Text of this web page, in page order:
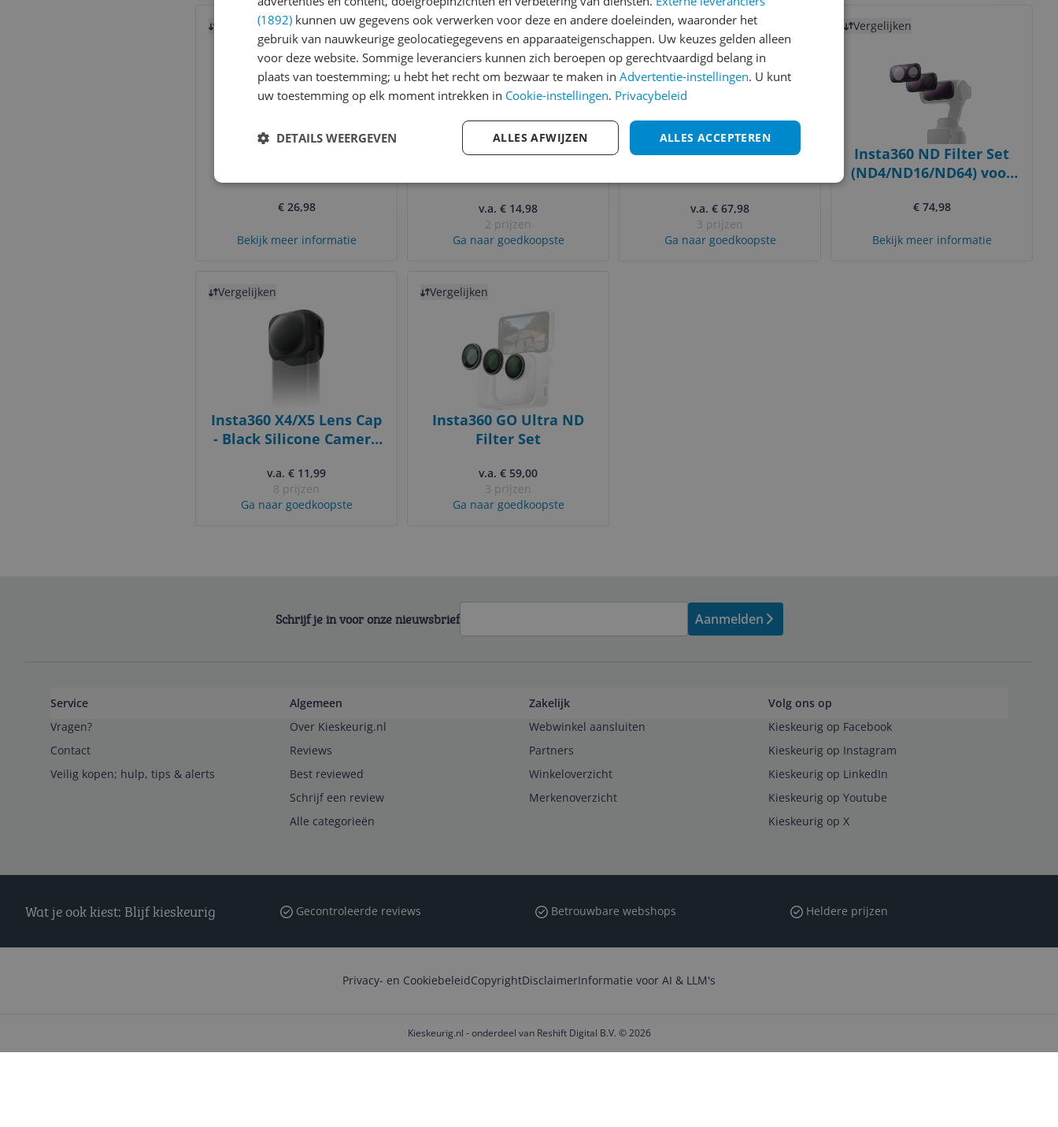
Vergelijken
€ 26,98
Bekijk meer informatie
Bekijk product
Vergelijken
Insta360 GO 3 Draagzak
v.a. € 14,98
2 prijzen
Ga naar goedkoopste
Bekijk product
Vergelijken
Insta360 X4 Air ND Filter
v.a. € 67,98
3 prijzen
Ga naar goedkoopste
Bekijk product
Vergelijken
Insta360 ND Filter Set
(ND4/ND16/ND64) voor
€ 74,98
Bekijk meer informatie
Vergelijken
Insta360 X4/X5 Lens Cap
- Black Silicone Camera
v.a. € 11,99
8 prijzen
Ga naar goedkoopste
Vergelijken
Insta360 GO Ultra ND
Filter Set
v.a. € 59,00
3 prijzen
Ga naar goedkoopste
Schrijf je in voor onze nieuwsbrief Aanmelden
Service
Vragen?
Contact
Veilig kopen; hulp, tips & alerts
Algemeen
Over Kieskeurig.nl
Reviews
Best reviewed
Schrijf een review
Alle categorieën
Zakelijk
Webwinkel aansluiten
Partners
Winkeloverzicht
Merkenoverzicht
Volg ons op
Kieskeurig op Facebook
Kieskeurig op Instagram
Kieskeurig op LinkedIn
Kieskeurig op Youtube
Kieskeurig op X
Wat je ook kiest: Blijf kieskeurig Gecontroleerde reviews Betrouwbare webshops Heldere prijzen
Privacy- en CookiebeleidCopyrightDisclaimerInformatie voor AI & LLM's
Kieskeurig.nl - onderdeel van Reshift Digital B.V. © 2026
(1892) kunnen uw gegevens ook verwerken voor deze en andere doeleinden, waaronder het
gebruik van nauwkeurige geolocatiegegevens en apparaateigenschappen. Uw keuzes gelden alleen
voor deze website. Sommige leveranciers kunnen zich beroepen op gerechtvaardigd belang in
plaats van toestemming; u hebt het recht om bezwaar te maken in Advertentie-instellingen. U kunt
uw toestemming op elk moment intrekken in Cookie-instellingen. Privacybeleid
ALLES ACCEPTEREN
ALLES AFWIJZEN
DETAILS WEERGEVEN